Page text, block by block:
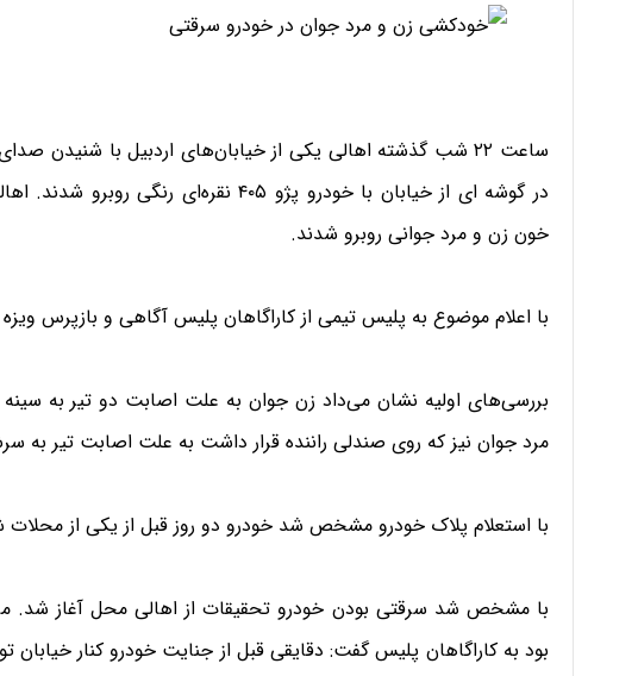
ساعت ۲۲ شب گذشته اهالی یکی از خیابان‌های اردبیل با شنیدن
در گوشه ای از خیابان با خودرو پژو ۴۰۵
خون زن و مرد جوانی روبرو شدند.
با اعلام موضوع به پلیس تیمی از کاراگاهان پلیس آگاهی و بازپرس
بررسی‌های اولیه نشان می‌داد زن جوان به علت اصابت دو تیر به
مرد جوان نیز که روی صندلی راننده قرار داشت به علت اصابت تیر
با استعلام پلاک خودرو مشخص شد خودرو دو روز قبل از یکی از
با مشخص شد سرقتی بودن خودرو تحقیقات از اهالی محل آغاز شد.
بود به کاراگاهان پلیس گفت: دقایقی قبل از جنایت خودرو کنار